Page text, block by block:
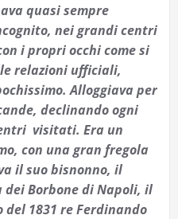
quasi sempre
nei grandi centri
i propri occhi come si
relazioni ufficiali,
Alloggiava per
declinando ogni
visitati. Era un
con una gran fregola
il suo bisnonno, il
Borbone di Napoli, il
1831 re Ferdinando